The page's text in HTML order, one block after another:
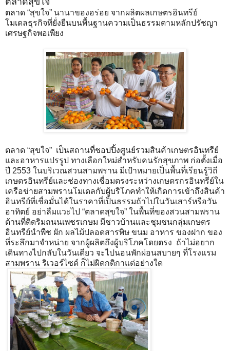
ตลาด “สุขใจ” นานาของอร่อย จากผลิตผลเกษตรอินทรีย์
โมเดลธุรกิจที่ยั่งยืนบนพื้นฐานความเป็นธรรมตามหลักปรัชญา
เศรษฐกิจพอเพียง
ตลาด “สุขใจ” เป็นสถานที่ชอปปิ้งศูนย์รวมสินค้าเกษตรอินทรีย์
และอาหารแปรรูป ทางเลือกใหม่สำหรับคนรักสุขภาพ ก่อตั้งเมื่อ
ปี 2553 ในบริเวณสวนสามพราน มีเป้าหมายเป็นพื้นที่เรียนรู้วิถี
เกษตรอินทรีย์และช่องทางเชื่อมตรงระหว่างเกษตรกรอินทรีย์ใน
เครือข่ายสามพรานโมเดลกับผู้บริโภคทำให้เกิดการเข้าถึงสินค้า
อินทรีย์ที่เชื่อมั่นได้ในราคาที่เป็นธรรมถ้าไปในวันเสาร์หรือวัน
อาทิตย์ อย่าลืมแวะไป “ตลาดสุขใจ” ในพื้นที่ของสวนสามพราน
ด้านที่ติดริมถนนเพชรเกษม มีชาวบ้านและชุมชนกลุ่มเกษตร
อินทรีย์นำพืช ผัก ผลไม้ปลอดสารพิษ ขนม อาหาร ของฝาก ของ
ที่ระลึกมาจำหน่าย จากผู้ผลิตถึงผู้บริโภคโดยตรง ถ้าไม่อยาก
เดินทางไปกลับในวันเดียว จะไปนอนพักผ่อนสบายๆ ที่โรงแรม
สามพราน ริเวอร์ไซด์ ก็ไม่ผิดกติกาแต่อย่างใด